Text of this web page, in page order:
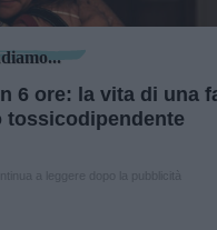
6 ore: la vita di una
tossicodipendente